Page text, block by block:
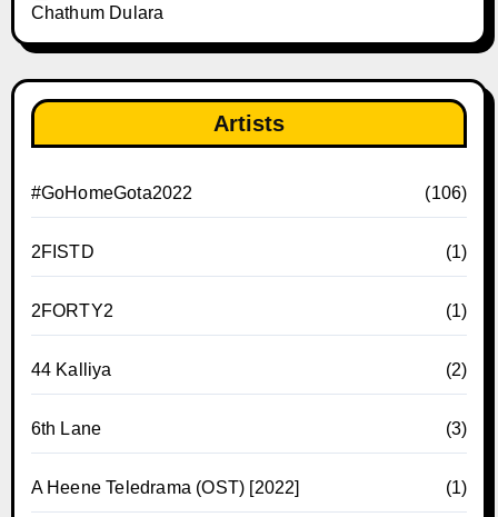
Chathum Dulara
Artists
#GoHomeGota2022 (106)
2FISTD (1)
2FORTY2 (1)
44 Kalliya (2)
6th Lane (3)
A Heene Teledrama (OST) [2022] (1)